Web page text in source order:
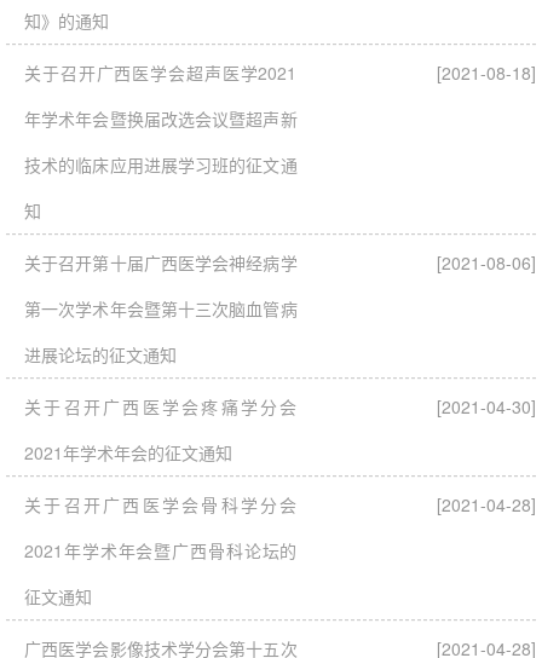
知》的通知
关于召开广西医学会超声医学2021
年学术年会暨换届改选会议暨超声新
技术的临床应用进展学习班的征文通
知
[2021-08-18]
关于召开第十届广西医学会神经病学
第一次学术年会暨第十三次脑血管病
进展论坛的征文通知
[2021-08-06]
关于召开广西医学会疼痛学分会
2021年学术年会的征文通知
[2021-04-30]
关于召开广西医学会骨科学分会
2021年学术年会暨广西骨科论坛的
征文通知
[2021-04-28]
广西医学会影像技术学分会第十五次 [2021-04-28]